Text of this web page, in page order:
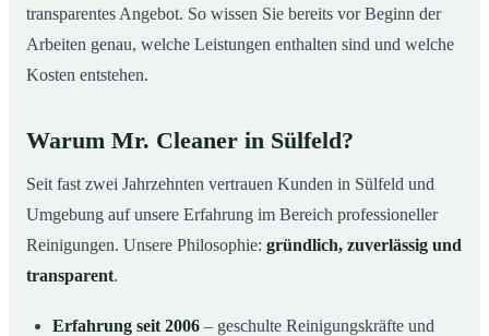
transparentes Angebot. So wissen Sie bereits vor Beginn der
Arbeiten genau, welche Leistungen enthalten sind und welche
Kosten entstehen.
Warum Mr. Cleaner in Sülfeld?
Seit fast zwei Jahrzehnten vertrauen Kunden in Sülfeld und
Umgebung auf unsere Erfahrung im Bereich professioneller
Reinigungen. Unsere Philosophie: gründlich, zuverlässig und
transparent.
Erfahrung seit 2006 – geschulte Reinigungskräfte und